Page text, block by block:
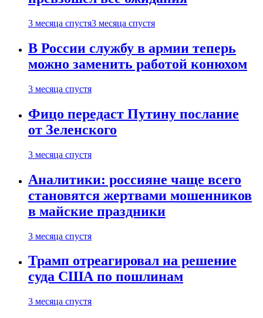
3 месяца спустя3 месяца спустя
В России службу в армии теперь
можно заменить работой конюхом
3 месяца спустя
Фицо передаст Путину послание
от Зеленского
3 месяца спустя
Аналитики: россияне чаще всего
становятся жертвами мошенников
в майские праздники
3 месяца спустя
Трамп отреагировал на решение
суда США по пошлинам
3 месяца спустя